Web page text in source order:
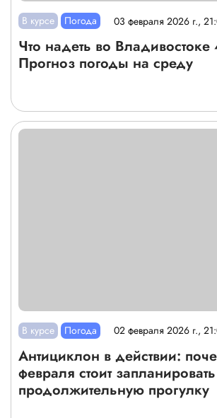
В курсе Погода 03 февраля 2026 г.,
Что надеть во
Прогноз погоды на среду
В курсе Погода 02 февраля 2026 г.,
Антициклон в действии:
февраля стоит запланировать
продолжительную прогулку